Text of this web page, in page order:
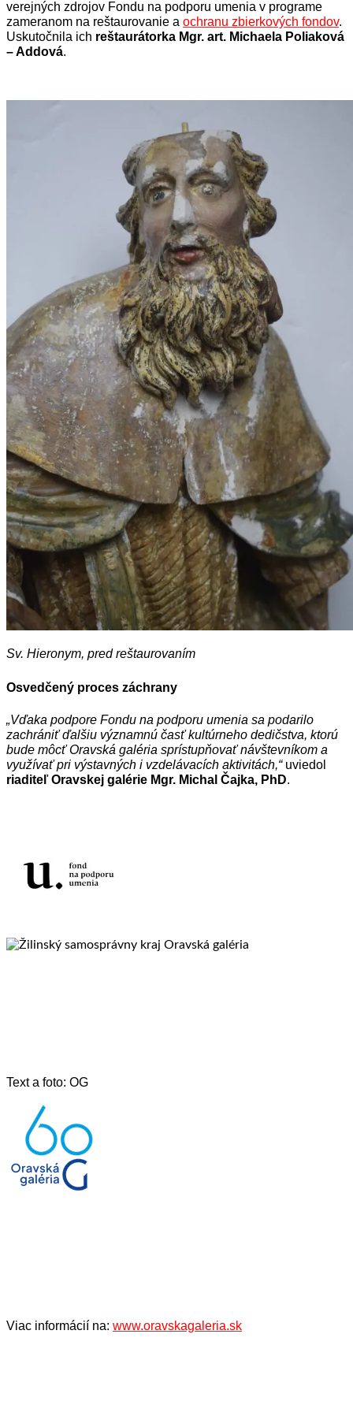
verejných zdrojov Fondu na podporu umenia v programe
zameranom na reštaurovanie a ochranu zbierkových fondov.
Uskutočnila ich reštaurátorka Mgr. art. Michaela Poliaková
– Addová.
Sv. Hieronym, pred reštaurovaním
Osvedčený proces záchrany
„Vďaka podpore Fondu na podporu umenia sa podarilo
zachrániť ďalšiu významnú časť kultúrneho dedičstva, ktorú
bude môcť Oravská galéria sprístupňovať návštevníkom a
využívať pri výstavných i vzdelávacích aktivitách,“uviedol
riaditeľ Oravskej galérie Mgr. Michal Čajka, PhD.
Text a foto: OG
Viac informácií na: www.oravskagaleria.sk